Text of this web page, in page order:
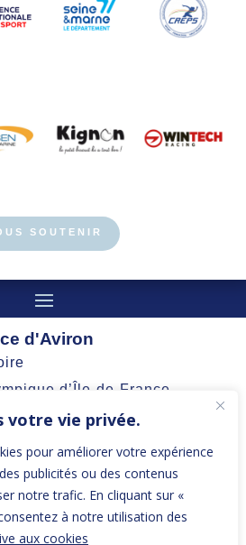
votre vie privée.
pour améliorer votre expérience
publicités ou des contenus
notre trafic. En cliquant sur «
à notre utilisation des
aux cookies
SOUTENIR
d'Aviron
d’Île-de-France
et restez informés